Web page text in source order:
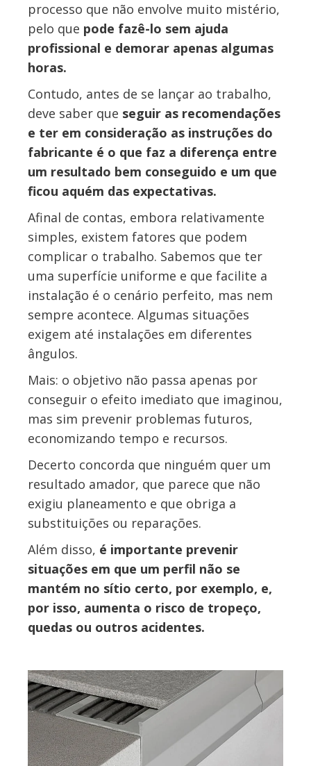
processo que não envolve muito mistério,
pelo que pode fazê-lo sem ajuda
profissional e demorar apenas algumas
horas.
Contudo, antes de se lançar ao trabalho,
deve saber que seguir as recomendações
e ter em consideração as instruções do
fabricante é o que faz a diferença entre
um resultado bem conseguido e um que
ficou aquém das expectativas.
Afinal de contas, embora relativamente
simples, existem fatores que podem
complicar o trabalho. Sabemos que ter
uma superfície uniforme e que facilite a
instalação é o cenário perfeito, mas nem
sempre acontece. Algumas situações
exigem até instalações em diferentes
ângulos.
Mais: o objetivo não passa apenas por
conseguir o efeito imediato que imaginou,
mas sim prevenir problemas futuros,
economizando tempo e recursos.
Decerto concorda que ninguém quer um
resultado amador, que parece que não
exigiu planeamento e que obriga a
substituições ou reparações.
Além disso, é importante prevenir
situações em que um perfil não se
mantém no sítio certo, por exemplo, e,
por isso, aumenta o risco de tropeço,
quedas ou outros acidentes.